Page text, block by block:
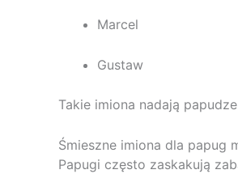
Marcel
Gustaw
Takie imiona nadają
Śmieszne imiona dla papug
Papugi często zaskakują